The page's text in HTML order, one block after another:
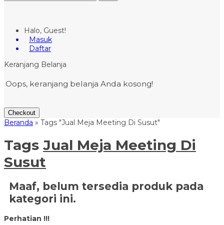
Halo, Guest!
Masuk
Daftar
Keranjang Belanja
Oops, keranjang belanja Anda kosong!
Checkout
Beranda » Tags "Jual Meja Meeting Di Susut"
Tags Jual Meja Meeting Di
Susut
Maaf, belum tersedia produk pada
kategori ini.
Perhatian !!!